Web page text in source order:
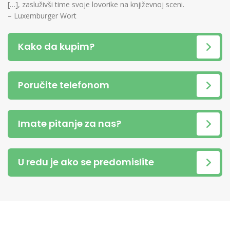
[…], zasluživši time svoje lovorike na književnoj sceni.
– Luxemburger Wort
Kako da kupim?
Poručite telefonom
Imate pitanje za nas?
U redu je ako se predomislite